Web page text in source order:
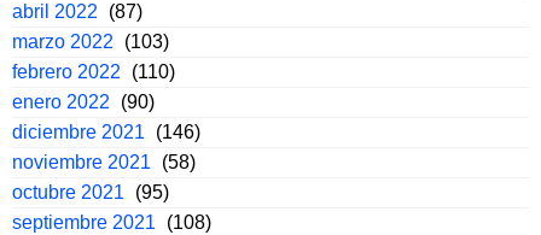
abril 2022
(87)
marzo 2022
(103)
febrero 2022
(110)
enero 2022
(90)
diciembre 2021
(146)
noviembre 2021
(58)
octubre 2021
(95)
septiembre 2021
(108)